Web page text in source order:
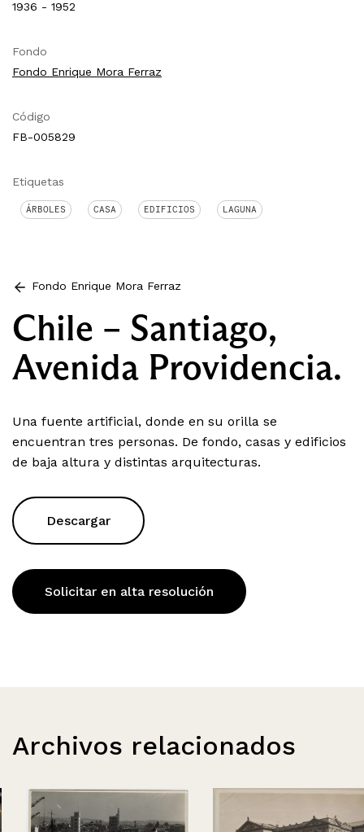
1936 - 1952
Fondo
Fondo Enrique Mora Ferraz
Código
FB-005829
Etiquetas
ÁRBOLES CASA EDIFICIOS LAGUNA
Fondo Enrique Mora Ferraz
Chile – Santiago,
Avenida Providencia.
Una fuente artificial, donde en su orilla se
encuentran tres personas. De fondo, casas y edificios
de baja altura y distintas arquitecturas.
Descargar
Solicitar en alta resolución
Archivos relacionados